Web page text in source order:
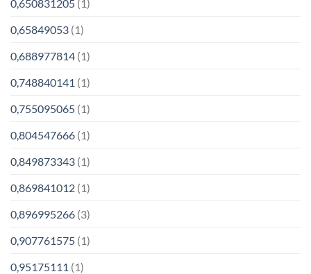
0,650831205 (1)
0,65849053 (1)
0,688977814 (1)
0,748840141 (1)
0,755095065 (1)
0,804547666 (1)
0,849873343 (1)
0,869841012 (1)
0,896995266 (3)
0,907761575 (1)
0,95175111 (1)